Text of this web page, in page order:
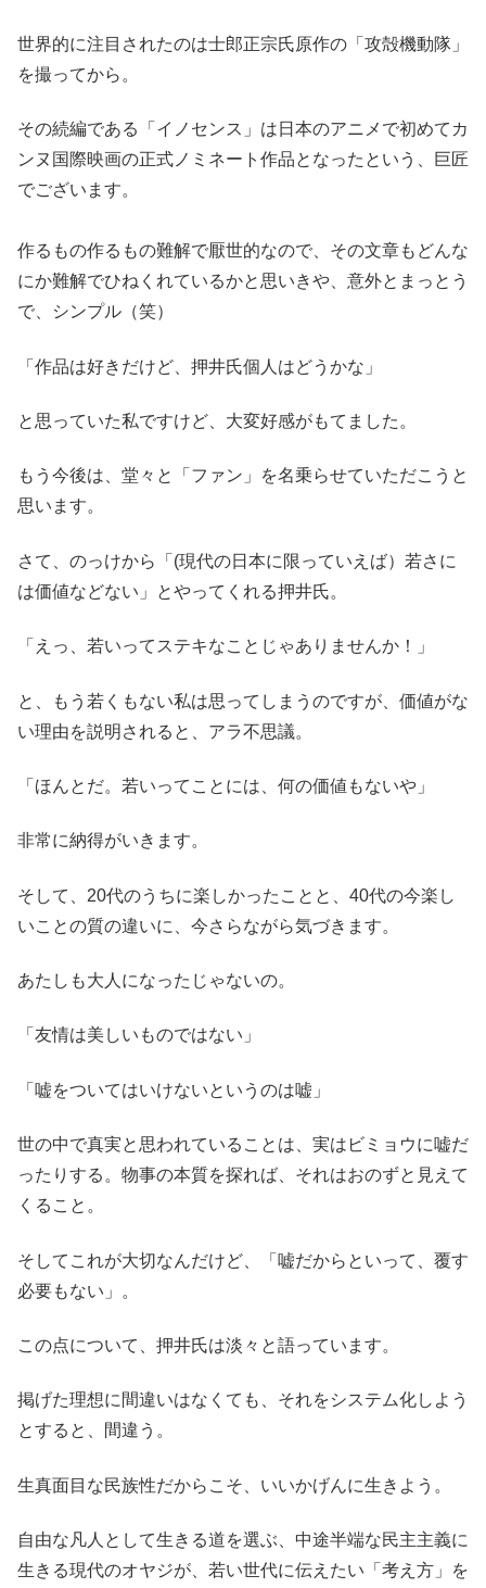
世界的に注目されたのは士郎正宗氏原作の「攻殻機動隊」
を撮ってから。
その続編である「イノセンス」は日本のアニメで初めてカ
ンヌ国際映画の正式ノミネート作品となったという、巨匠
でございます。
作るもの作るもの難解で厭世的なので、その文章もどんな
にか難解でひねくれているかと思いきや、意外とまっとう
で、シンプル（笑）
「作品は好きだけど、押井氏個人はどうかな」
と思っていた私ですけど、大変好感がもてました。
もう今後は、堂々と「ファン」を名乗らせていただこうと
思います。
さて、のっけから「(現代の日本に限っていえば）若さに
は価値などない」とやってくれる押井氏。
「えっ、若いってステキなことじゃありませんか！」
と、もう若くもない私は思ってしまうのですが、価値がな
い理由を説明されると、アラ不思議。
「ほんとだ。若いってことには、何の価値もないや」
非常に納得がいきます。
そして、20代のうちに楽しかったことと、40代の今楽し
いことの質の違いに、今さらながら気づきます。
あたしも大人になったじゃないの。
「友情は美しいものではない」
「嘘をついてはいけないというのは嘘」
世の中で真実と思われていることは、実はビミョウに嘘だ
ったりする。物事の本質を探れば、それはおのずと見えて
くること。
そしてこれが大切なんだけど、「嘘だからといって、覆す
必要もない」。
この点について、押井氏は淡々と語っています。
掲げた理想に間違いはなくても、それをシステム化しよう
とすると、間違う。
生真面目な民族性だからこそ、いいかげんに生きよう。
自由な凡人として生きる道を選ぶ、中途半端な民主主義に
生きる現代のオヤジが、若い世代に伝えたい「考え方」を